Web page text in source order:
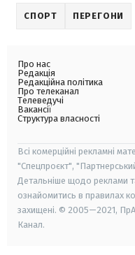
СПОРТ ПЕРЕГОНИ
Про нас
Редакція
Редакційна політика
Про телеканал
Телеведучі
Вакансії
Структура власності
Всі комерційні рекламні
"Спецпроєкт",
Детальніше щодо реклами
ознайомитись в правилах
захищені. © 2005—2021,
Канал.